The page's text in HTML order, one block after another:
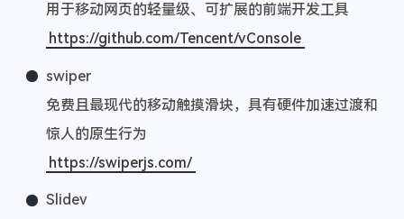
用于移动网页的轻量级、可扩展的前端开发工具
https://github.com/Tencent/vConsole
swiper
免费且最现代的移动触摸滑块，具有硬件加速过渡和
惊人的原生行为
https://swiperjs.com/
Slidev